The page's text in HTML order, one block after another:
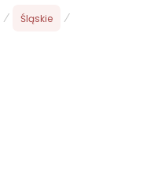
/ Śląskie /